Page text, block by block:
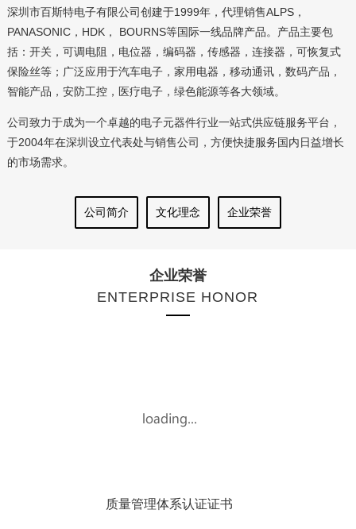
公司致力于成为一个卓越的电子元器件行业一站式供应链服务平台，
于2004年在深圳设立代表处与销售公司，方便快捷服务国内日益增长
的市场需求。